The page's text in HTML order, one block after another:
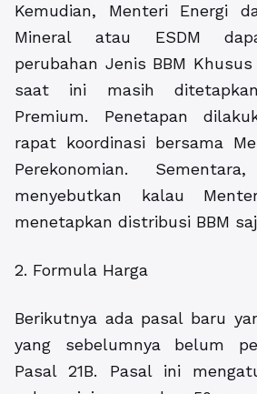
Kemudian, Menteri Energi
Mineral atau ESDM
perubahan Jenis BBM
saat ini masih
Premium. Penetapan
rapat koordinasi bersama
Perekonomian.
menyebutkan kalau
menetapkan distribusi BBM
2. Formula Harga
Berikutnya ada pasal baru
yang sebelumnya belum
Pasal 21B. Pasal ini